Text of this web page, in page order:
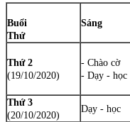
Buổi
Thứ
Sáng
Thứ 2
(19/10/2020)
- Chào cờ
- Dạy - học
Thứ 3
(20/10/2020)
Dạy - học